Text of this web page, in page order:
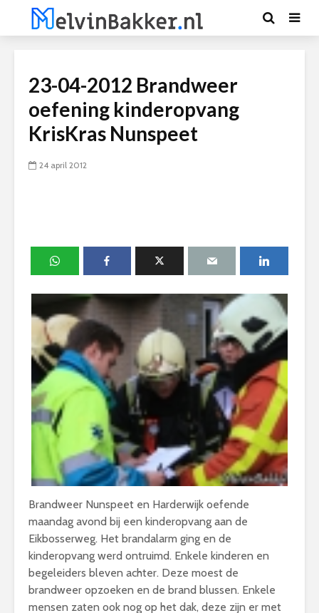
23-04-2012 Brandweer
oefening kinderopvang
KrisKras Nunspeet
24 april 2012
Brandweer Nunspeet en Harderwijk oefende
maandag avond bij een kinderopvang aan de
Eikbosserweg. Het brandalarm ging en de
kinderopvang werd ontruimd. Enkele kinderen en
begeleiders bleven achter. Deze moest de
brandweer opzoeken en de brand blussen. Enkele
mensen zaten ook nog op het dak, deze zijn er met